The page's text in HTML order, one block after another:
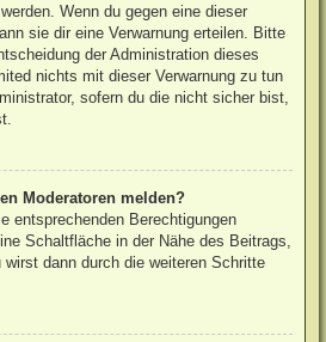
Wenn du gegen eine dieser
sie dir eine Verwarnung erteilen. Bitte
der Administration dieses
nichts mit dieser Verwarnung zu tun
sofern du die nicht sicher bist,
Moderatoren melden?
entsprechenden Berechtigungen
Schaltfläche in der Nähe des Beitrags,
dann durch die weiteren Schritte